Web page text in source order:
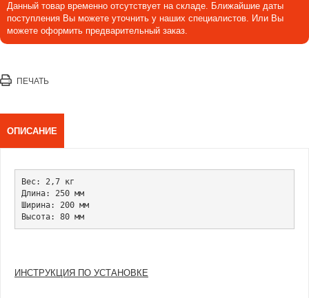
Данный товар временно отсутствует на складе. Ближайшие даты
поступления Вы можете уточнить у наших специалистов. Или Вы
можете оформить предварительный заказ.
ПЕЧАТЬ
ОПИСАНИЕ
Вес: 2,7 кг
Длина: 250 мм
Ширина: 200 мм
Высота: 80 мм
ИНСТРУКЦИЯ ПО УСТАНОВКЕ